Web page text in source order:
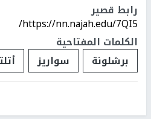
رابط قصير
https://nn.najah.edu/7QI5/
الكلمات المفتاحية
برشلونة
سواريز